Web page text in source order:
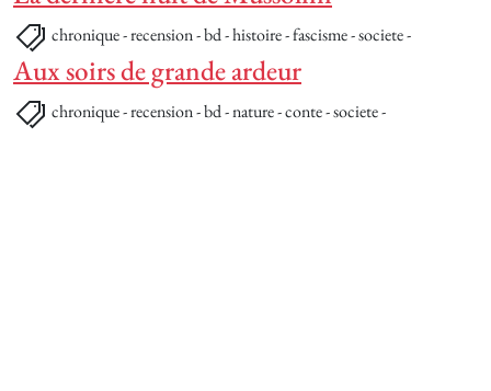
chronique - recension - bd - histoire - fascisme - societe -
Aux soirs de grande ardeur
chronique - recension - bd - nature - conte - societe -